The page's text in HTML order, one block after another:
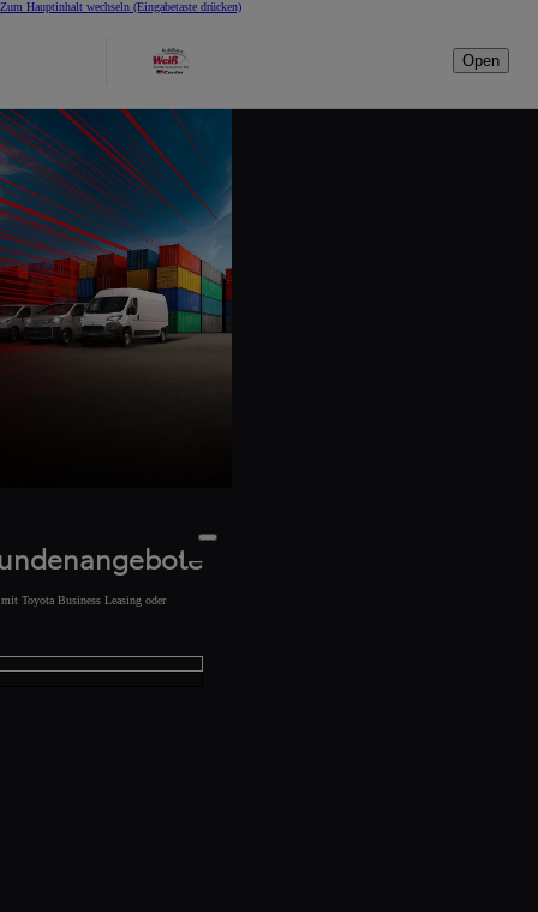
Zum Hauptinhalt wechseln (Eingabetaste drücken)
Open
Toyota Business Leasing oder